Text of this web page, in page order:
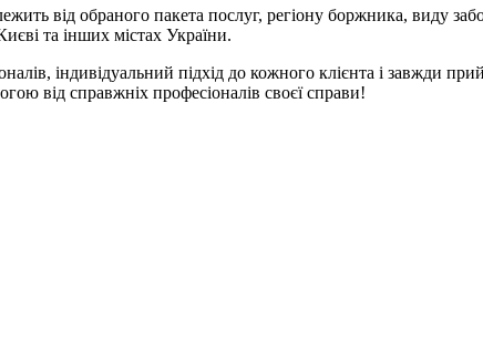
від обраного пакета послуг, регіону боржника, виду
та інших містах України.
індивідуальний підхід до кожного клієнта і завжди
від справжніх професіоналів своєї справи!
юридические услуги ?
партеров ?
OTP банк; ПУМБ; UESF; ЮЖМАШ; Nemiroff.
сфере ?
Персональный подход; Полная